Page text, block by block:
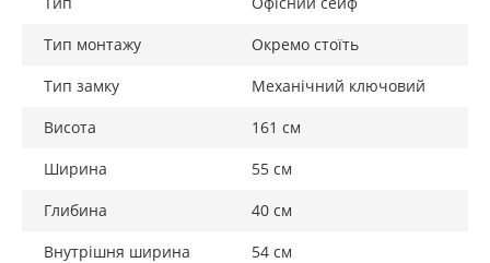
Тип монтажу
Окремо стоїть
Тип замку
Механічний ключовий
Висота
161 см
Ширина
55 см
Глибина
40 см
Внутрішня ширина
54 см